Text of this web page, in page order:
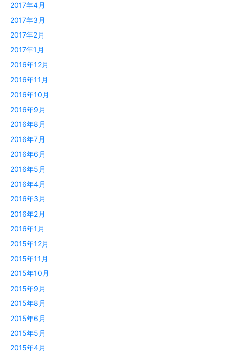
2017年4月
2017年3月
2017年2月
2017年1月
2016年12月
2016年11月
2016年10月
2016年9月
2016年8月
2016年7月
2016年6月
2016年5月
2016年4月
2016年3月
2016年2月
2016年1月
2015年12月
2015年11月
2015年10月
2015年9月
2015年8月
2015年6月
2015年5月
2015年4月